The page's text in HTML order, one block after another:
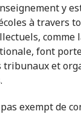
y
à travers
font
et
exempt de